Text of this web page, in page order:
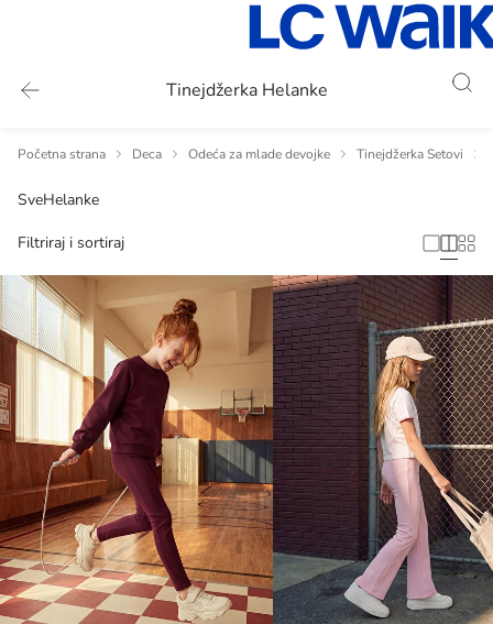
Tinejdžerka Helanke
Početna strana Deca Odeća za mlade devojke Tinejdžerka Setovi
SveHelanke
Filtriraj i sortiraj